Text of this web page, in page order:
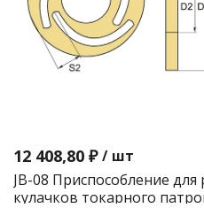
12 408,80 ₽ / шт
JB-08 Приспособление для
кулачков токарного